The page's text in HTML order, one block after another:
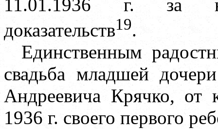
11.01.1936 г. за
доказательств19.
Единственным
свадьба младшей
Андреевича Крячко, от
1936 г. своего первого